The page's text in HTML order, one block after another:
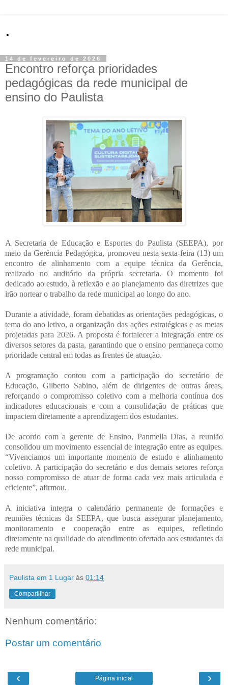
.
14 de fevereiro de 2026
Encontro reforça prioridades
pedagógicas da rede municipal de
ensino do Paulista
A Secretaria de Educação e Esportes do Paulista (SEEPA), por
meio da Gerência Pedagógica, promoveu nesta sexta-feira (13) um
encontro de alinhamento com a equipe técnica da Gerência,
realizado no auditório da própria secretaria. O momento foi
dedicado ao estudo, à reflexão e ao planejamento das diretrizes que
irão nortear o trabalho da rede municipal ao longo do ano.
Durante a atividade, foram debatidas as orientações pedagógicas, o
tema do ano letivo, a organização das ações estratégicas e as metas
projetadas para 2026. A proposta é fortalecer a integração entre os
diversos setores da pasta, garantindo que o ensino permaneça como
prioridade central em todas as frentes de atuação.
A programação contou com a participação do secretário de
Educação, Gilberto Sabino, além de dirigentes de outras áreas,
reforçando o compromisso coletivo com a melhoria contínua dos
indicadores educacionais e com a consolidação de práticas que
impactem diretamente a aprendizagem dos estudantes.
De acordo com a gerente de Ensino, Panmella Dias, a reunião
consolidou um movimento essencial de integração entre as equipes.
“Vivenciamos um importante momento de estudo e alinhamento
coletivo. A participação do secretário e dos demais setores reforça
nosso compromisso de atuar de forma cada vez mais articulada e
eficiente”, afirmou.
A iniciativa integra o calendário permanente de formações e
reuniões técnicas da SEEPA, que busca assegurar planejamento,
monitoramento e cooperação entre as equipes, refletindo
diretamente na qualidade do atendimento ofertado aos estudantes da
rede municipal.
Paulista em 1 Lugar às 01:14
Compartilhar
Nenhum comentário:
Postar um comentário
‹ ›
Página inicial